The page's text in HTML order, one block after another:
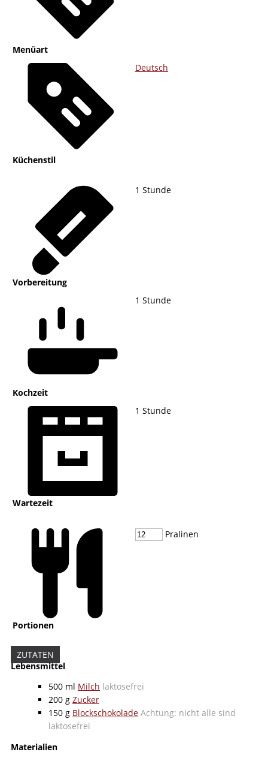
Menüart
Küchenstil
Deutsch
Vorbereitung
1 Stunde
Kochzeit
1 Stunde
Wartezeit
1 Stunde
Portionen
Pralinen
ZUTATEN
Lebensmittel
500 ml Milch laktosefrei
200 g Zucker
150 g Blockschokolade Achtung: nicht alle sind
laktosefrei
Materialien